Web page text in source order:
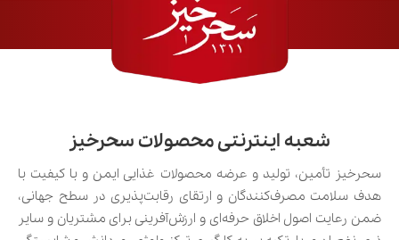
شعبه اینترنتی محصولات سحرخیز
سحرخیز تأمین، تولید و عرضه محصولات غذایی ایمن و با کیفیت با
هدف سلامت مصرف‌کنندگان و ارتقای رقابت‌پذیری در سطح جهانی،
ضمن رعایت اصول اخلاق حرفه‌ای و ارزش‌آفرینی برای مشتریان و سایر